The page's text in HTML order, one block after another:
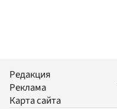
Редакция
Реклама
Карта сайта